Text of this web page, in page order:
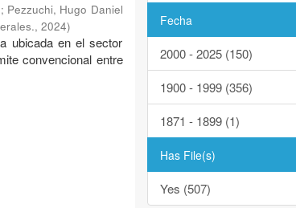
; Pezzuchi, Hugo Daniel
,2024)
ubicada en el sector
convencional entre
Fecha
2000 - 2025 (150)
1900 - 1999 (356)
1871 - 1899 (1)
Has File(s)
Yes (507)